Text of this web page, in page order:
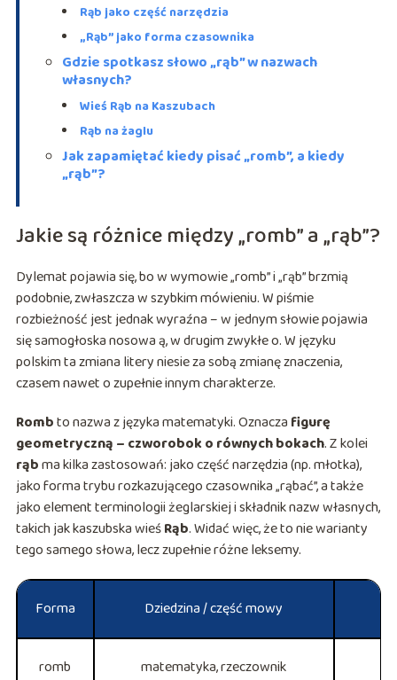
Rąb jako część narzędzia
„Rąb” jako forma czasownika
Gdzie spotkasz słowo „rąb” w nazwach
własnych?
Wieś Rąb na Kaszubach
Rąb na żaglu
Jak zapamiętać kiedy pisać „romb”, a kiedy
„rąb”?
Jakie są różnice między „romb” a „rąb”?
Dylemat pojawia się, bo w wymowie „romb” i „rąb” brzmią
podobnie, zwłaszcza w szybkim mówieniu. W piśmie
rozbieżność jest jednak wyraźna – w jednym słowie pojawia
się samogłoska nosowa ą, w drugim zwykłe o. W języku
polskim ta zmiana litery niesie za sobą zmianę znaczenia,
czasem nawet o zupełnie innym charakterze.
Rombto nazwa z języka matematyki. Oznacza figurę
geometryczną – czworobok o równych bokach. Z kolei
rąbma kilka zastosowań: jako część narzędzia (np. młotka),
jako forma trybu rozkazującego czasownika „rąbać”, a także
jako element terminologii żeglarskiej i składnik nazw własnych,
takich jak kaszubska wieśRąb. Widać więc, że to nie warianty
tego samego słowa, lecz zupełnie różne leksemy.
Forma Dziedzina / część mowy
romb matematyka, rzeczownik